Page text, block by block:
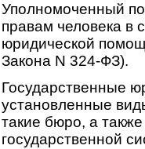
Уполномоченный
правам человека в
юридической
Закона N 324-ФЗ).
Государственные
установленные
такие бюро, а
государственной